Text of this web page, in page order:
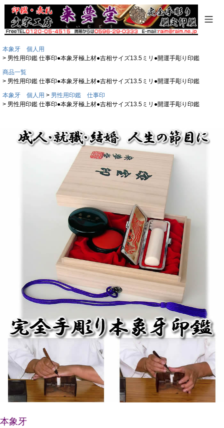
本象牙 個人用
男性用印鑑 仕事印●本象牙極上材●吉相サイズ13.5ミリ●開運手彫り印鑑
商品一覧
男性用印鑑 仕事印●本象牙極上材●吉相サイズ13.5ミリ●開運手彫り印鑑
本象牙 個人用
男性用印鑑 仕事印
男性用印鑑 仕事印●本象牙極上材●吉相サイズ13.5ミリ●開運手彫り印鑑
本象牙